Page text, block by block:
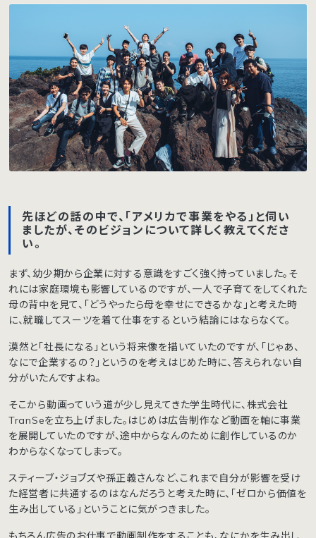
先ほどの話の中で、「アメリカで事業をやる」と伺い
ましたが、そのビジョンについて詳しく教えてくださ
い。
まず、幼少期から企業に対する意識をすごく強く持っていました。そ
れには家庭環境も影響しているのですが、一人で子育てをしてくれた
母の背中を見て、「どうやったら母を幸せにできるかな」と考えた時
に、就職してスーツを着て仕事をするという結論にはならなくて。
漠然と「社長になる」という将来像を描いていたのですが、「じゃあ、
なにで企業するの？」というのを考えはじめた時に、答えられない自
分がいたんですよね。
そこから動画っていう道が少し見えてきた学生時代に、株式会社
TranSeを立ち上げました。はじめは広告制作など動画を軸に事業
を展開していたのですが、途中からなんのために創作しているのか
わからなくなってしまって。
スティーブ・ジョブズや孫正義さんなど、これまで自分が影響を受け
た経営者に共通するのはなんだろうと考えた時に、「ゼロから価値を
生み出している」ということに気がつきました。